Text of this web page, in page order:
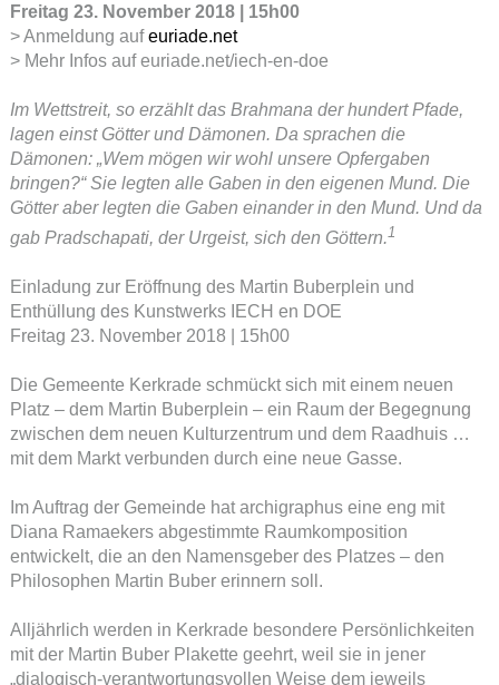
Freitag 23. November 2018 | 15h00
> Anmeldung aufeuriade.net
> Mehr Infos auf euriade.net/iech-en-doe
Im Wettstreit, so erzählt das Brahmana der hundert Pfade,
lagen einst Götter und Dämonen. Da sprachen die
Dämonen: „Wem mögen wir wohl unsere Opfergaben
bringen?“ Sie legten alle Gaben in den eigenen Mund. Die
Götter aber legten die Gaben einander in den Mund. Und da
gab Pradschapati, der Urgeist, sich den Göttern. 1
Einladung zur Eröffnung des Martin Buberplein und
Enthüllung des Kunstwerks IECH en DOE
Freitag 23. November 2018 | 15h00
Die Gemeente Kerkrade schmückt sich mit einem neuen
Platz – dem Martin Buberplein – ein Raum der Begegnung
zwischen dem neuen Kulturzentrum und dem Raadhuis …
mit dem Markt verbunden durch eine neue Gasse.
Im Auftrag der Gemeinde hat archigraphus eine eng mit
Diana Ramaekers abgestimmte Raumkomposition
entwickelt, die an den Namensgeber des Platzes – den
Philosophen Martin Buber erinnern soll.
Alljährlich werden in Kerkrade besondere Persönlichkeiten
mit der Martin Buber Plakette geehrt, weil sie in jener
„dialogisch-verantwortungsvollen Weise dem jeweils